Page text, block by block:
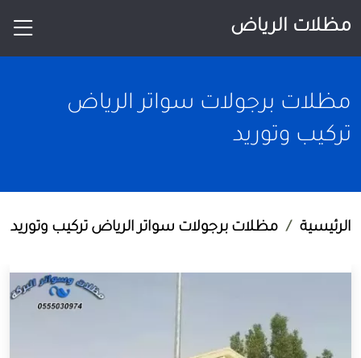
مظلات الرياض
مظلات برجولات سواتر الرياض
تركيب وتوريد
الرئيسية مظلات برجولات سواتر الرياض تركيب وتوريد